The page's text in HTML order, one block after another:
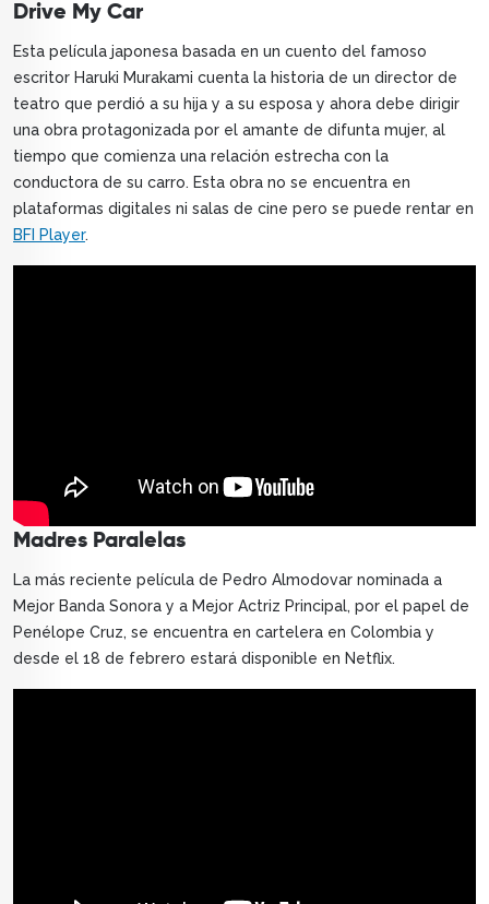
Drive My Car
Esta película japonesa basada en un cuento del famoso
escritor Haruki Murakami cuenta la historia de un director de
teatro que perdió a su hija y a su esposa y ahora debe dirigir
una obra protagonizada por el amante de difunta mujer, al
tiempo que comienza una relación estrecha con la
conductora de su carro. Esta obra no se encuentra en
plataformas digitales ni salas de cine pero se puede rentar en
BFI Player.
Madres Paralelas
La más reciente película de Pedro Almodovar nominada a
Mejor Banda Sonora y a Mejor Actriz Principal, por el papel de
Penélope Cruz, se encuentra en cartelera en Colombia y
desde el 18 de febrero estará disponible en Netflix.